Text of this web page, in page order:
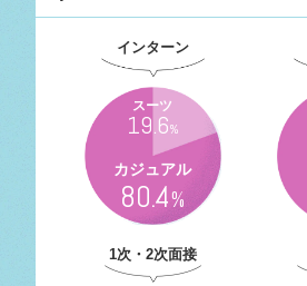
インターン
スーツ
19.6%
カジュアル
80.4%
1次・2次面接